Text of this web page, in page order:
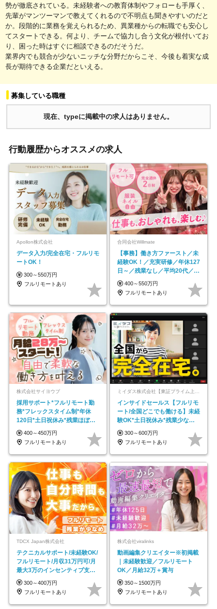
勢が徹底されている。未経験者への教育体制やフォローも手厚く、
先輩がマンツーマンで教えてくれるので不明点も聞きやすいのだと
か。段階的に業務を覚えられるため、異業種からの転職でも安心し
てスタートできる。何より、チームで協力し合う文化が根付いてお
り、困った時はすぐに相談できるのだそうだ。
業界内でも競合が少ないニッチな分野だからこそ、今後も着実な成
長が期待できる企業だといえる。
募集している職種
現在、typeに掲載中の求人はありません。
行動履歴からオススメの求人
Apollon株式会社
データ入力/完全在宅・フルリモ
ートOK！
300～550万円
フルリモートあり
合同会社Willmate
【事務】働き方ファースト／未
経験OK！／充実研修／年休127
日～／残業なし／平均20代／リ
モートOK
400～550万円
フルリモートあり
株式会社サイヨウブ
採用サポート*フルリモート勤
務*フレックスタイム制*年休
120日*土日祝休み*残業ほぼな
し*育児中社員8割以上
400～450万円
フルリモートあり
ミイダス株式会社【東証プライム上場パーソルグループ】
インサイドセールス【フルリモ
ート/全国どこでも働ける】未経
験OK*土日祝休み*残業少なめ*
在宅勤務手当あり
300～600万円
フルリモートあり
TDCX Japan株式会社
テクニカルサポート/未経験OK/
フルリモート/月収31万円可/月
最大3万のインセンティブ支給/
平均年齢33歳
300～400万円
フルリモートあり
株式会社viralinks
動画編集クリエイター※初掲載
｜未経験歓迎／フルリモート
OK／月給32万＋賞与
350～1500万円
フルリモートあり